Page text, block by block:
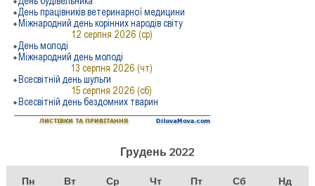
Грудень 2022
Пн Вт Ср Чт Пт Сб Нд